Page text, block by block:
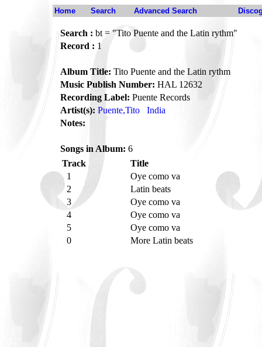
Home Search Advanced Search
Search : bt = "Tito Puente and the Latin rythm"
Record : 1
Album Title: Tito Puente and the Latin rythm
Music Publish Number: HAL 12632
Recording Label: Puente Records
Artist(s): Puente,Tito
India
Notes:
Songs in Album: 6
Track
Title
1
Oye como va
2
Latin beats
3
Oye como va
4
Oye como va
5
Oye como va
0
More Latin beats